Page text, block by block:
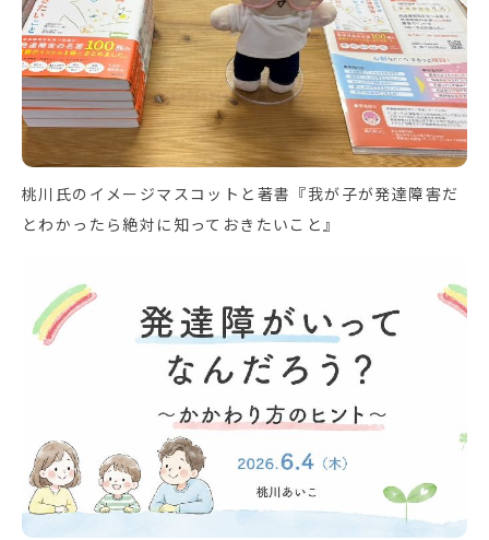
桃川氏のイメージマスコットと著書『我が子が発達障害だ
とわかったら絶対に知っておきたいこと』